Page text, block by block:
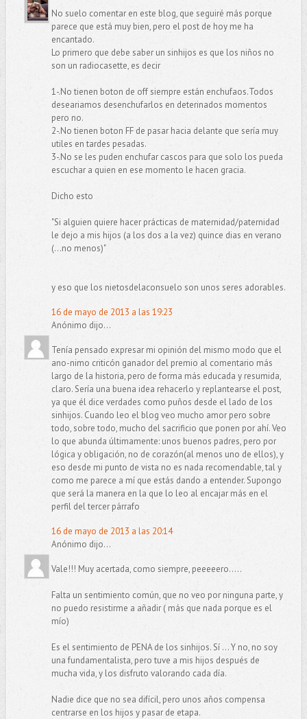
No suelo comentar en este blog, que seguiré más porque
parece que está muy bien, pero el post de hoy me ha
encantado.
Lo primero que debe saber un sinhijos es que los niños no
son un radiocasette, es decir
1-.No tienen boton de off siempre están enchufaos.Todos
deseariamos desenchufarlos en deterinados momentos
pero no.
2-.No tienen boton FF de pasar hacia delante que sería muy
utiles en tardes pesadas.
3-.No se les puden enchufar cascos para que solo los pueda
escuchar a quien en ese momento le hacen gracia.
Dicho esto
"Si alguien quiere hacer prácticas de maternidad/paternidad
le dejo a mis hijos (a los dos a la vez) quince dias en verano
(...no menos)"
y eso que los nietosdelaconsuelo son unos seres adorables.
16 de mayo de 2013 a las 19:23
Anónimo dijo...
Tenía pensado expresar mi opinión del mismo modo que el
ano-nimo criticón ganador del premio al comentario más
largo de la historia, pero de forma más educada y resumida,
claro. Sería una buena idea rehacerlo y replantearse el post,
ya que él dice verdades como puños desde el lado de los
sinhijos. Cuando leo el blog veo mucho amor pero sobre
todo, sobre todo, mucho del sacrificio que ponen por ahí. Veo
lo que abunda últimamente: unos buenos padres, pero por
lógica y obligación, no de corazón(al menos uno de ellos), y
eso desde mi punto de vista no es nada recomendable, tal y
como me parece a mí que estás dando a entender. Supongo
que será la manera en la que lo leo al encajar más en el
perfil del tercer párrafo
16 de mayo de 2013 a las 20:14
Anónimo dijo...
Vale!!! Muy acertada, como siempre, peeeeero.....
Falta un sentimiento común, que no veo por ninguna parte, y
no puedo resistirme a añadir ( más que nada porque es el
mío)
Es el sentimiento de PENA de los sinhijos. Sí ... Y no, no soy
una fundamentalista, pero tuve a mis hijos después de
mucha vida, y los disfruto valorando cada día.
Nadie dice que no sea difícil, pero unos años compensa
centrarse en los hijos y pasar de etapa.